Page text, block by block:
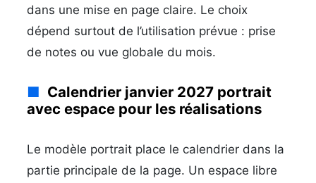
dans une mise en page claire. Le choix
dépend surtout de l’utilisation prévue : prise
de notes ou vue globale du mois.
Calendrier janvier 2027 portrait
avec espace pour les réalisations
Le modèle portrait place le calendrier dans la
partie principale de la page. Un espace libre